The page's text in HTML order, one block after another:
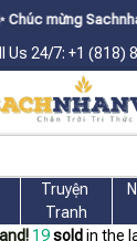
Sachnhanvan.com
Us 24/7: +1 (818)
Truyện
Tranh
22 sold in the